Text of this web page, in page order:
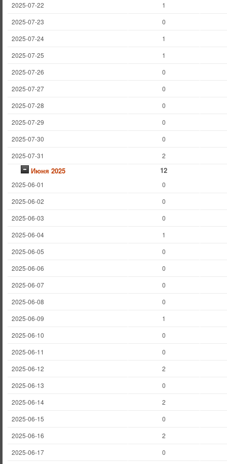
2025-07-22
1
2025-07-23
0
2025-07-24
1
2025-07-25
1
2025-07-26
0
2025-07-27
0
2025-07-28
0
2025-07-29
0
2025-07-30
0
2025-07-31
2
Июня 2025 12
2025-06-01
0
2025-06-02
0
2025-06-03
0
2025-06-04
1
2025-06-05
0
2025-06-06
0
2025-06-07
0
2025-06-08
0
2025-06-09
1
2025-06-10
0
2025-06-11
0
2025-06-12
2
2025-06-13
0
2025-06-14
2
2025-06-15
0
2025-06-16
2
2025-06-17
0